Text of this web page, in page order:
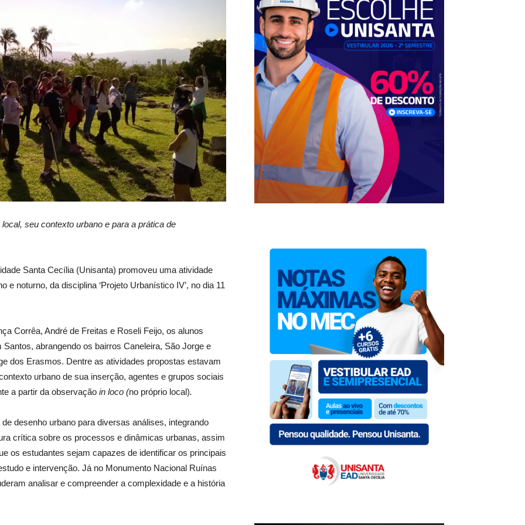
seu contexto urbano e para a prática de
Santa Cecília (Unisanta) promoveu uma atividade
noturno, da disciplina ‘Projeto Urbanístico IV’, no dia 11
Corrêa, André de Freitas e Roseli Feijo, os alunos
abrangendo os bairros Caneleira, São Jorge e
dos Erasmos. Dentre as atividades propostas estavam
urbano de sua inserção, agentes e grupos sociais
a partir da observação in loco (no próprio local).
desenho urbano para diversas análises, integrando
crítica sobre os processos e dinâmicas urbanas, assim
os estudantes sejam capazes de identificar os principais
e intervenção. Já no Monumento Nacional Ruínas
analisar e compreender a complexidade e a história